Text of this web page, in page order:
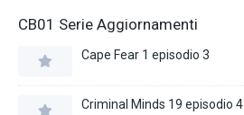
CB01 Serie Aggiornamenti
Cape Fear 1 episodio 3
Criminal Minds 19 episodio 4